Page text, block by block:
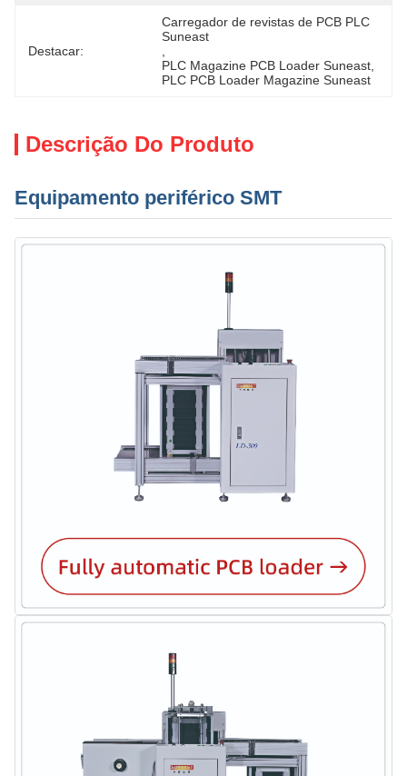
Destacar:
Carregador de revistas de PCB PLC
Suneast
PLC Magazine PCB Loader Suneast
PLC PCB Loader Magazine Suneast
Descrição Do Produto
Equipamento periférico SMT